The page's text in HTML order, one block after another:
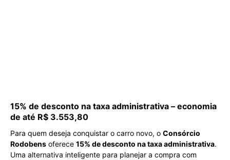
15% de desconto na taxa administrativa – economia
de até R$ 3.553,80
Para quem deseja conquistar o carro novo, o Consórcio
Rodobens oferece 15% de desconto na taxa administrativa.
Uma alternativa inteligente para planejar a compra com